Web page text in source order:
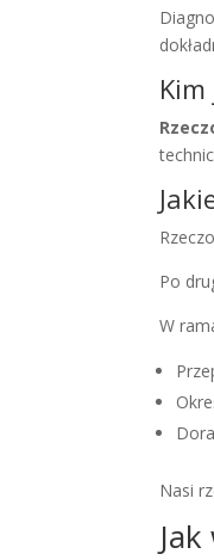
Po
W
Nasi